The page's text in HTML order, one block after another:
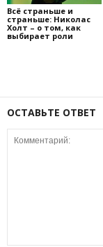
Всё страньше и
страньше: Николас
Холт – о том, как
выбирает роли
ОСТАВЬТЕ ОТВЕТ